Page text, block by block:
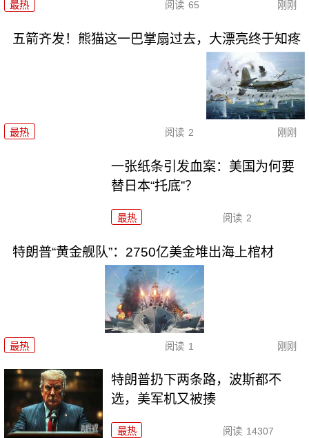
最热 阅读 65 刚刚
五箭齐发！熊猫这一巴掌扇过去，大漂亮终于知疼
最热 阅读 2 刚刚
一张纸条引发血案：美国为何要
替日本“托底”？
最热 阅读 2
特朗普“黄金舰队”：2750亿美金堆出海上棺材
最热 阅读 1 刚刚
特朗普扔下两条路，波斯都不
选，美军机又被揍
最热 阅读 14307